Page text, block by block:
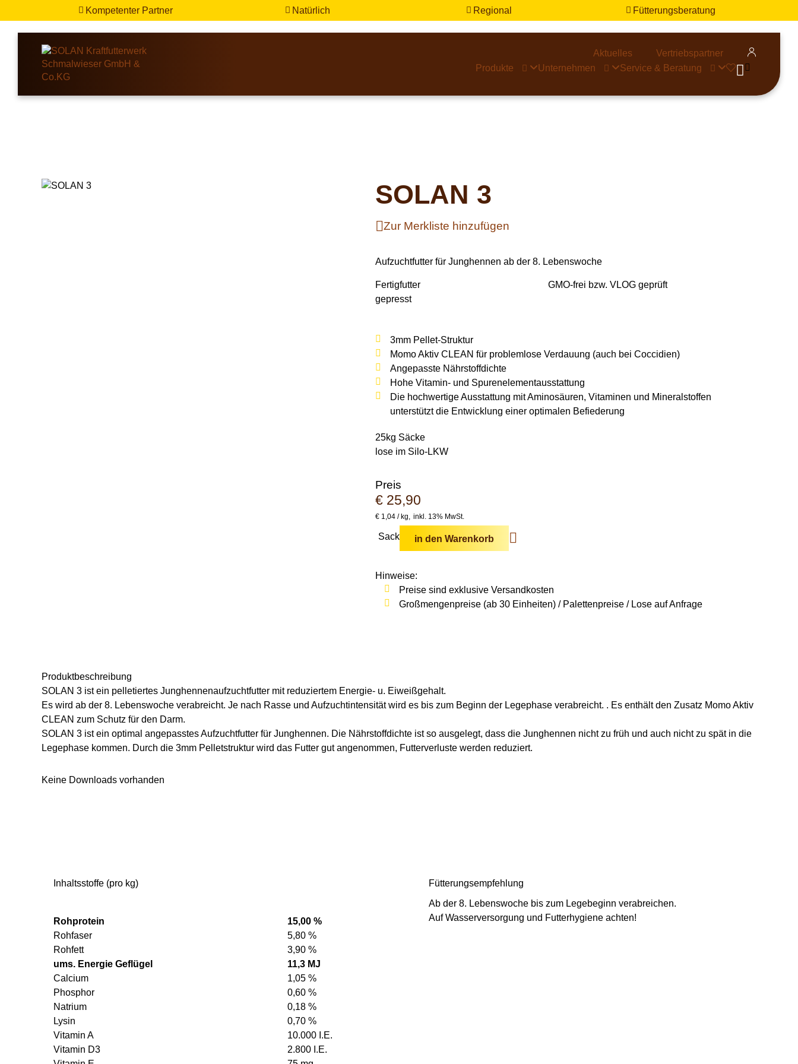
 Kompetenter Partner  Natürlich  Regional  Fütterungsberatung
Aktuelles Vertriebspartner 
Produkte  Unternehmen  Service & Beratung   
SOLAN 3
Zur Merkliste hinzufügen
Aufzuchtfutter für Junghennen ab der 8. Lebenswoche
Fertigfutter
GMO-frei bzw. VLOG geprüft
gepresst
3mm Pellet-Struktur
Momo Aktiv CLEAN für problemlose Verdauung (auch bei Coccidien)
Angepasste Nährstoffdichte
Hohe Vitamin- und Spurenelementausstattung
Die hochwertige Ausstattung mit Aminosäuren, Vitaminen und Mineralstoffen
unterstützt die Entwicklung einer optimalen Befiederung
25kg Säcke
lose im Silo-LKW
Preis
€ 25,90
€1,04 /kg inkl. 13% MwSt.
Sack in den Warenkorb
Hinweise:
Preise sind exklusive Versandkosten
Großmengenpreise (ab 30 Einheiten) / Palettenpreise / Lose auf Anfrage
Produkt­beschreibung
SOLAN 3 ist ein pelletiertes Junghennenaufzuchtfutter mit reduziertem Energie- u. Eiweißgehalt.
Es wird ab der 8. Lebenswoche verabreicht. Je nach Rasse und Aufzuchtintensität wird es bis zum Beginn der Legephase verabreicht. . Es enthält den Zusatz Momo Aktiv
CLEAN zum Schutz für den Darm.
SOLAN 3 ist ein optimal angepasstes Aufzuchtfutter für Junghennen. Die Nährstoffdichte ist so ausgelegt, dass die Junghennen nicht zu früh und auch nicht zu spät in die
Legephase kommen. Durch die 3mm Pelletstruktur wird das Futter gut angenommen, Futterverluste werden reduziert.
Keine Downloads vorhanden
Inhaltsstoffe (pro kg)
Rohprotein
15,00 %
Rohfaser
5,80 %
Rohfett
3,90 %
ums. Energie Geflügel
11,3 MJ
Calcium
1,05 %
Phosphor
0,60 %
Natrium
0,18 %
Lysin
0,70 %
Vitamin A
10.000 I.E.
Vitamin D3
2.800 I.E.
Fütterungsempfehlung
Ab der 8. Lebenswoche bis zum Legebeginn verabreichen.
Auf Wasserversorgung und Futterhygiene achten!